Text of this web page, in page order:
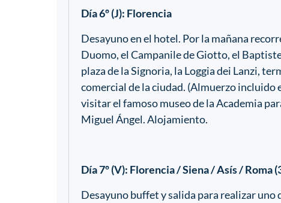
Día 6º (J): Florencia
Desayuno en el hotel. Por la mañana
Duomo, el Campanile de Giotto, el
plaza de la Signoria, la Loggia dei Lanzi,
comercial de la ciudad. (Almuerzo incluido
visitar el famoso museo de la Academia
Miguel Ángel. Alojamiento.
Día 7º (V): Florencia / Siena / Asís / Roma
Desayuno buffet y salida para realizar uno